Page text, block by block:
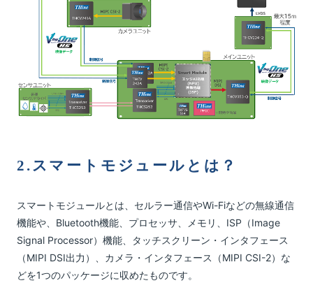
2.スマートモジュールとは？
スマートモジュールとは、セルラー通信やWi-Fiなどの無線通信
機能や、Bluetooth機能、プロセッサ、メモリ、ISP（Image
Signal Processor）機能、タッチスクリーン・インタフェース
（MIPI DSI出力）、カメラ・インタフェース（MIPI CSI-2）な
どを1つのパッケージに収めたものです。